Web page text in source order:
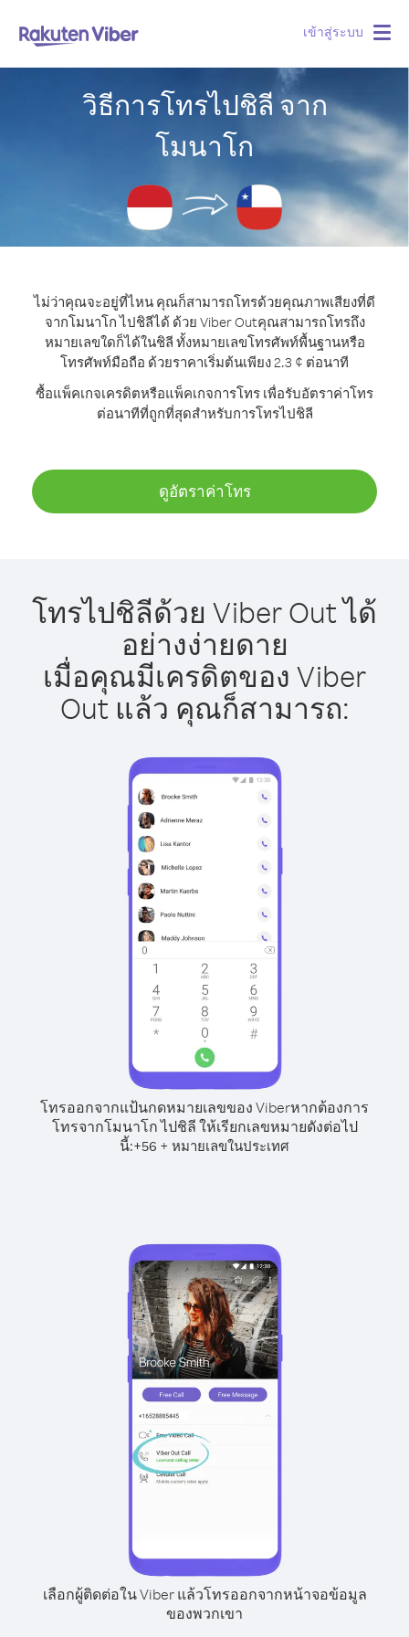
เข้าสู่ระบบ
วิธีการโทรไปชิลี จาก
โมนาโก
ไม่ว่าคุณจะอยู่ที่ไหน คุณก็สามารถโทรด้วยคุณภาพเสียงที่ดี
จากโมนาโก ไปชิลีได้ ด้วย Viber Outคุณสามารถโทรถึง
หมายเลขใดก็ได้ในชิลี ทั้งหมายเลขโทรศัพท์พื้นฐานหรือ
โทรศัพท์มือถือ ด้วยราคาเริ่มต้นเพียง 2.3 ¢ ต่อนาที
ซื้อแพ็คเกจเครดิตหรือแพ็คเกจการโทร เพื่อรับอัตราค่าโทร
ต่อนาทีที่ถูกที่สุดสำหรับการโทรไปชิลี
ดูอัตราค่าโทร
โทรไปชิลีด้วย Viber Out ได้
อย่างง่ายดาย
เมื่อคุณมีเครดิตของ Viber
Out แล้ว คุณก็สามารถ:
โทรออกจากแป้นกดหมายเลขของ Viberหากต้องการ
โทรจากโมนาโก ไปชิลี ให้เรียกเลขหมายดังต่อไป
นี้:+56 + หมายเลขในประเทศ
เลือกผู้ติดต่อใน Viber แล้วโทรออกจากหน้าจอข้อมูล
ของพวกเขา